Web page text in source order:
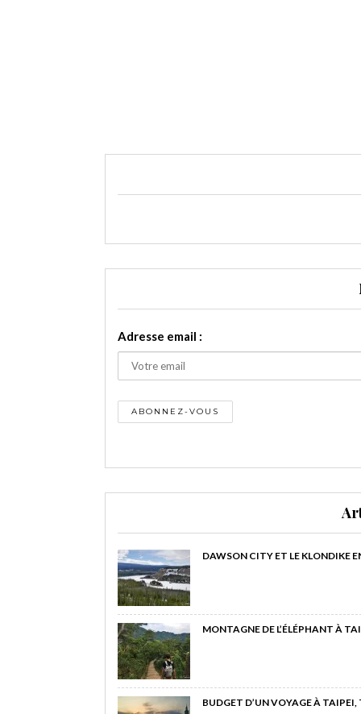
Adresse email :
DAWSON CITY ET LE KLONDIKE
MONTAGNE DE L’ÉLÉPHANT À
BUDGET D’UN VOYAGE À